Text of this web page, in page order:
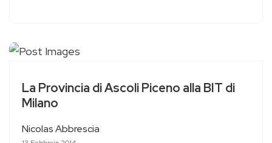
La Provincia di Ascoli Piceno alla BIT di
Milano
Nicolas Abbrescia